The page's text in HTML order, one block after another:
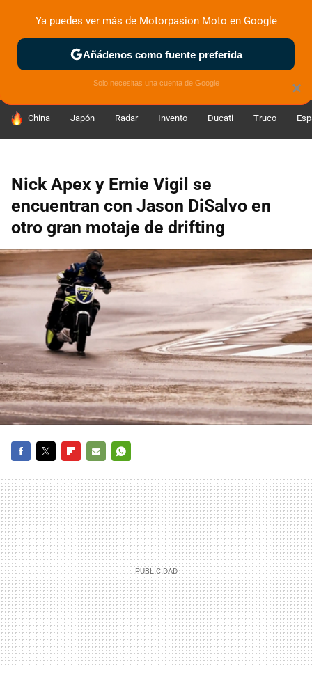
ZONA DE PRUEBAS DEPORTIVAS MOTOS ELÉCTRICAS
HOY SE HABLA DE
China Japón Radar Invento Ducati Truco
Nick Apex y Ernie Vigil se
encuentran con Jason DiSalvo en
otro gran motaje de drifting
MAIL
×
Ya puedes ver más de Motorpasion Moto en Google
Añádenos como fuente preferida
Solo necesitas una cuenta de Google